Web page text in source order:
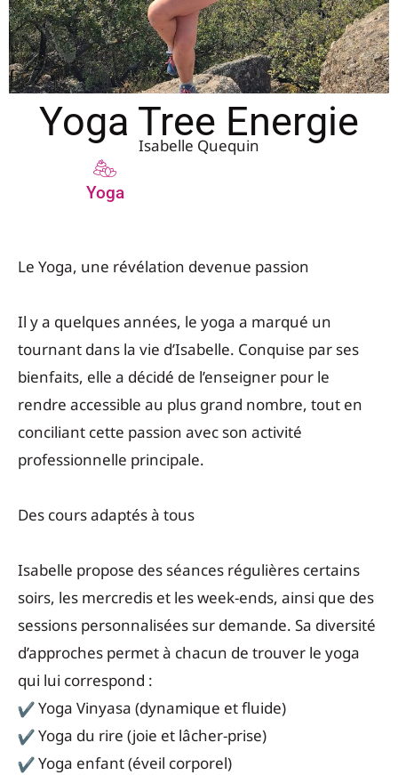
Yoga Tree Energie
Isabelle Quequin
Yoga
Le Yoga, une révélation devenue passion
Il y a quelques années, le yoga a marqué un
tournant dans la vie d’Isabelle. Conquise par ses
bienfaits, elle a décidé de l’enseigner pour le
rendre accessible au plus grand nombre, tout en
conciliant cette passion avec son activité
professionnelle principale.
Des cours adaptés à tous
Isabelle propose des séances régulières certains
soirs, les mercredis et les week-ends, ainsi que des
sessions personnalisées sur demande. Sa diversité
d’approches permet à chacun de trouver le yoga
qui lui correspond :
Yoga Vinyasa (dynamique et fluide)
Yoga du rire (joie et lâcher-prise)
Yoga enfant (éveil corporel)